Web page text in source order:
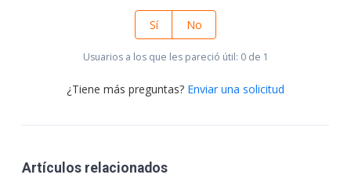
Sí No
Usuarios a los que les pareció útil: 0 de 1
¿Tiene más preguntas? Enviar una solicitud
Artículos relacionados